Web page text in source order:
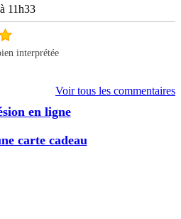
11h33
interprétée
Voir tous les commentaires
en ligne
carte cadeau